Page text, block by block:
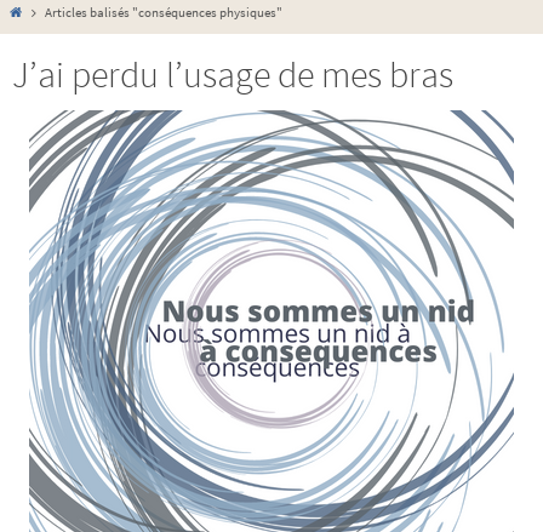
HomeArticles balisés "conséquences physiques"
J’ai perdu l’usage de mes bras